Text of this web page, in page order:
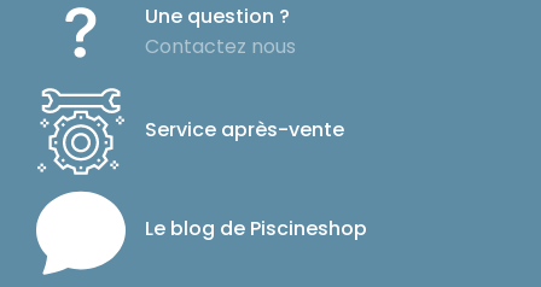
Une question ?
Contactez nous
Service après-vente
Le blog de Piscineshop